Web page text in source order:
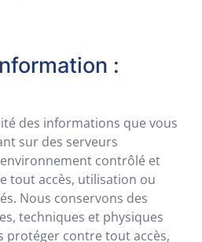
:
des informations que vous
sur des serveurs
contrôlé et
tout accès, utilisation ou
Nous conservons des
techniques et physiques
protéger contre tout accès,